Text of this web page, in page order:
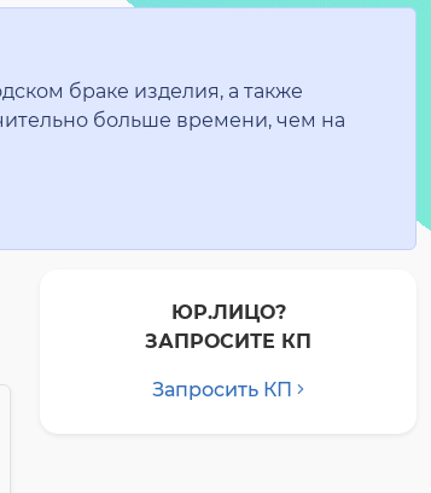
браке изделия, а также
больше времени, чем на
ЮР.ЛИЦО?
ЗАПРОСИТЕ КП
Запросить КП